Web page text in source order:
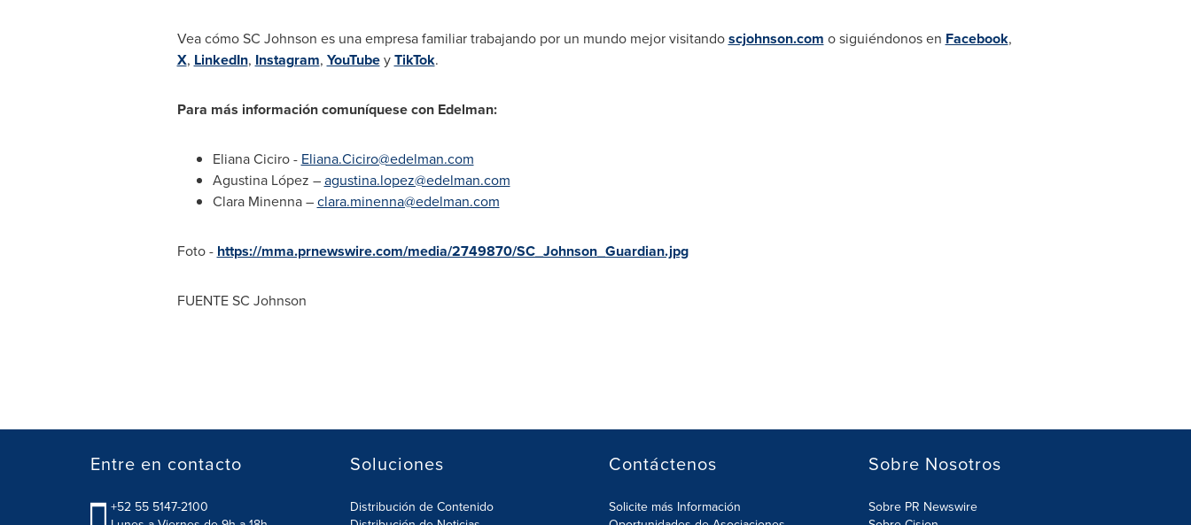
Vea cómo SC Johnson es una empresa familiar trabajando por un mundo mejor visitandoscjohnson.com o siguiéndonos en Facebook,
X, LinkedIn, Instagram, YouTubeyTikTok.
Para más información comuníquese con Edelman:
Eliana Ciciro - Eliana.Ciciro@edelman.com
Agustina López –agustina.lopez@edelman.com
Clara Minenna–clara.minenna@edelman.com
Foto - https://mma.prnewswire.com/media/2749870/SC_Johnson_Guardian.jpg
FUENTE SC Johnson
Entre en contacto
+52 55 5147-2100
Soluciones
Distribución de Contenido
Contáctenos
Solicite más Información
Sobre Nosotros
Sobre PR Newswire